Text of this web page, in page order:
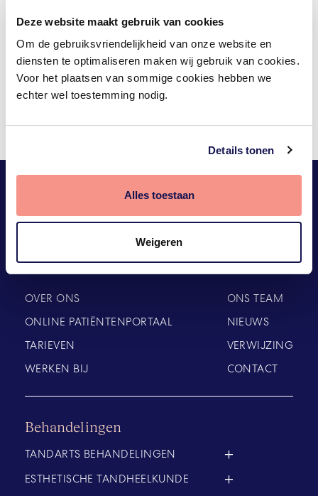
Deze website maakt gebruik van cookies
Om de gebruiksvriendelijkheid van onze website en
diensten te optimaliseren maken wij gebruik van cookies.
Voor het plaatsen van sommige cookies hebben we
echter wel toestemming nodig.
Details tonen
Alles toestaan
Weigeren
suggestie of opmerking over onze
dienstverlening, dan horen we dat heel
graag van u!
Alleen door van u te horen kunnen we onze
service verbeteren.
OVER ONS
ONS TEAM
ONLINE PATIËNTENPORTAAL
NIEUWS
TARIEVEN
VERWIJZING
WERKEN BIJ
CONTACT
Behandelingen
TANDARTS BEHANDELINGEN
ESTHETISCHE TANDHEELKUNDE